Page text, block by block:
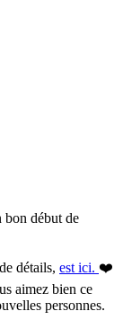
bon début de
détails, est ici. ❤️
aimez bien ce
personnes.